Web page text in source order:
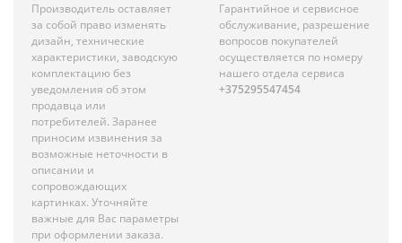
Производитель оставляет
за собой право изменять
дизайн, технические
характеристики, заводскую
комплектацию без
уведомления об этом
продавца или
потребителей. Заранее
приносим извинения за
возможные неточности в
описании и
сопровождающих
картинках. Уточняйте
важные для Вас параметры
при оформлении заказа.
Гарантийное и сервисное
обслуживание, разрешение
вопросов покупателей
осуществляется по номеру
нашего отдела сервиса
+375295547454